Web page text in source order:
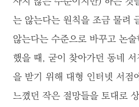
는 않는다는 원칙을 조금 물려
않는다는 수준으로 바꾸고 논
했을 때, 굳이 찾아가던 동네
을 받기 위해 대형 인터넷 서점
느꼈던 작은 절망들을 토대로